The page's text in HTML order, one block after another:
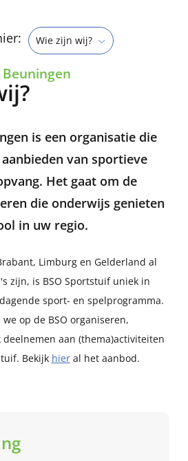
Wie zijn wij?
is een organisatie die
van sportieve
Het gaat om de
die onderwijs genieten
in uw regio.
Limburg en Gelderland al
zijn, is BSO Sportstuif uniek in
sport- en spelprogramma.
op de BSO organiseren,
aan (thema)activiteiten
Bekijk hieral het aanbod.